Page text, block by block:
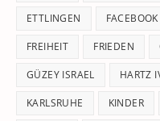
ETTLINGEN FACEBOOK
FREIHEIT FRIEDEN
GÜZEY ISRAEL HARTZ
KARLSRUHE KINDER